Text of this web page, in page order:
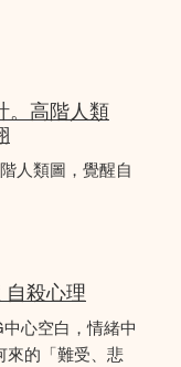
。高階人類
人類圖，覺醒自
自殺心理
心空白，情緒中
來的「難受、悲